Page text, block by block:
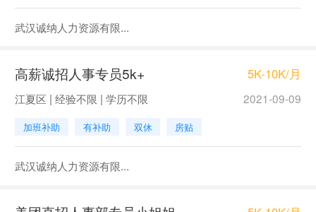
武汉诚纳人力资源有限...
高薪诚招人事专员5k+ 5K-10K/月
江夏区 | 经验不限 | 学历不限 2021-09-09
加班补助 有补助 双休 房贴
武汉诚纳人力资源有限...